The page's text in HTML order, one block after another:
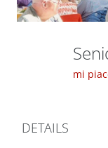
mi
DETAILS